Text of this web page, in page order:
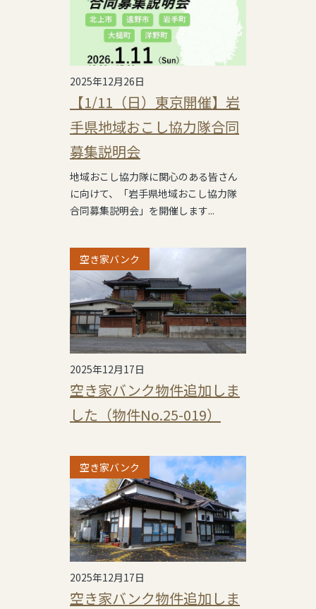
2025年12月26日
【1/11（日）東京開催】岩
手県地域おこし協力隊合同
募集説明会
地域おこし協力隊に関心のある皆さん
に向けて、「岩手県地域おこし協力隊
合同募集説明会」を開催します...
空き家バンク
2025年12月17日
空き家バンク物件追加しま
した（物件No.25-019）
空き家バンク
2025年12月17日
空き家バンク物件追加しま